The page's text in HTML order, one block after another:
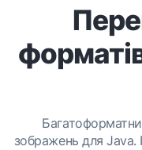
зображень для Java.